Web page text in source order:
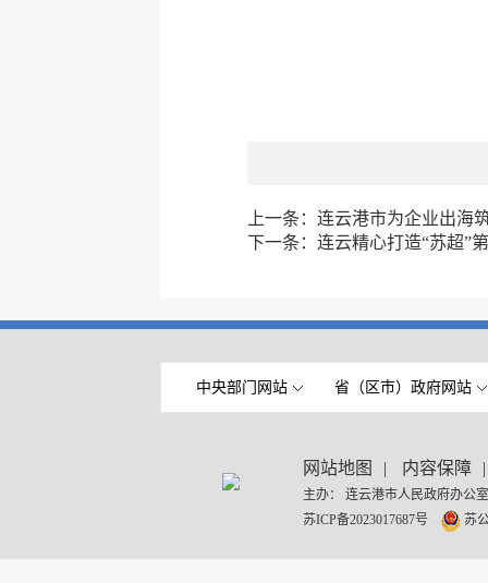
上一条： 连云港市为企业出海
下一条： 连云精心打造“苏超”
中央部门网站 省（区市）政府网站
网站地图 | 内容保障 |
主办： 连云港市人民政府办
苏ICP备2023017687号
苏